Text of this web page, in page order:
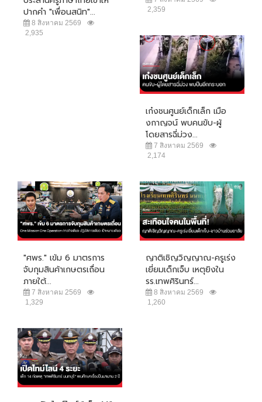
ปากคำ "เพื่อนสนิท"...
8 สิงหาคม 2569
2,935
2,359
เก๋งชนศูนย์เด็กเล็ก เมือ
งกาญจน์ พบคนขับ-ผู้
โดยสารฉี่ม่วง...
7 สิงหาคม 2569
2,174
"ศพร." เข้ม 6 มาตรการ
จับกุมสินค้าเกษตรเถื่อน
ภายใต้...
7 สิงหาคม 2569
1,329
ญาติเชิญวิญญาณ-ครูเร่ง
เยี่ยมเด็กเจ็บ เหตุยิงใน
รร.เทพศิรินทร์...
8 สิงหาคม 2569
1,260